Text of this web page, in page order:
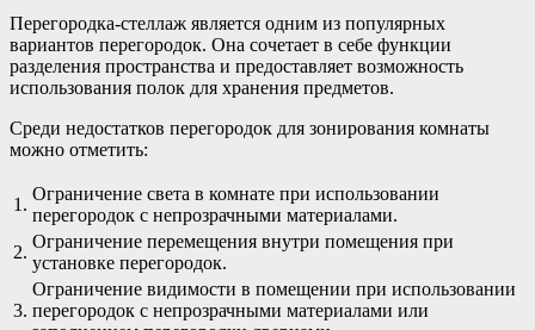
Перегородка-стеллаж является одним из популярных
вариантов перегородок. Она сочетает в себе функции
разделения пространства и предоставляет возможность
использования полок для хранения предметов.
Среди недостатков перегородок для зонирования комнаты
можно отметить:
1.
Ограничение света в комнате при использовании
перегородок с непрозрачными материалами.
2.
Ограничение перемещения внутри помещения при
установке перегородок.
3.
Ограничение видимости в помещении при использовании
перегородок с непрозрачными материалами или